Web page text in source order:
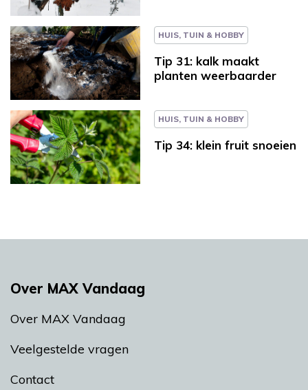
HUIS, TUIN & HOBBY
Tip 31: kalk maakt
planten weerbaarder
HUIS, TUIN & HOBBY
Tip 34: klein fruit snoeien
Over MAX Vandaag
Over MAX Vandaag
Veelgestelde vragen
Contact